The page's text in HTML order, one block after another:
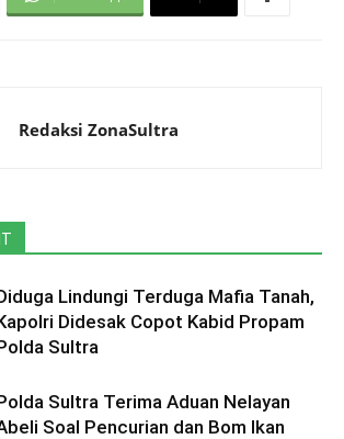
Redaksi ZonaSultra
Lindungi Terduga Mafia Tanah,
Didesak Copot Kabid Propam
Sultra
Sultra Terima Aduan Nelayan
Soal Pencurian dan Bom Ikan